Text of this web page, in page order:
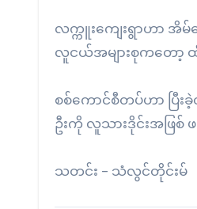
လက္ကူးကျေးရွာဟာ အိမ်
လူငယ်အများစုကတော့
စစ်ကောင်စီတပ်ဟာ ပြီး
ဦးကို လူသားဒိုင်းအဖြစ်
သတင်း – သံလွင်တိုင်းမ်